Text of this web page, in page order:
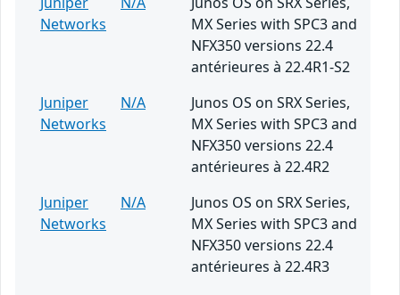
Networks
MX Series with SPC3 and
NFX350 versions 22.4
antérieures à 22.4R1-S2
Juniper
Networks
N/A
Junos OS on SRX Series,
MX Series with SPC3 and
NFX350 versions 22.4
antérieures à 22.4R2
Juniper
Networks
N/A
Junos OS on SRX Series,
MX Series with SPC3 and
NFX350 versions 22.4
antérieures à 22.4R3